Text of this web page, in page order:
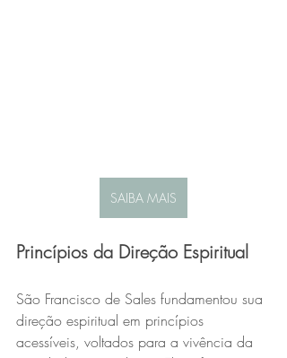
SAIBA MAIS
Princípios da Direção Espiritual
São Francisco de Sales fundamentou sua
direção espiritual em princípios
acessíveis, voltados para a vivência da